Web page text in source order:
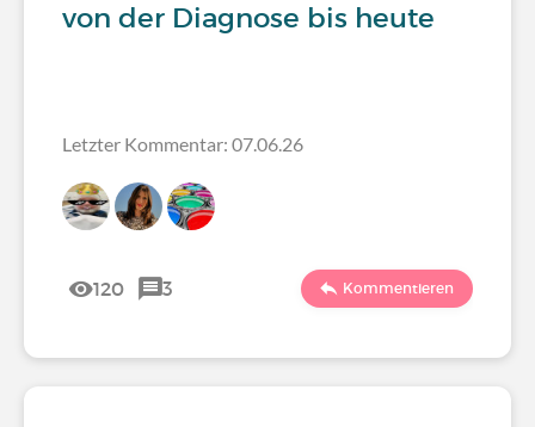
von der Diagnose bis heute
Letzter Kommentar: 07.06.26
120 3 Kommentieren